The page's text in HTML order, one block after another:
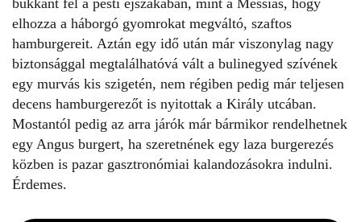
elhozza a háborgó gyomrokat megváltó, szaftos
hamburgereit. Aztán egy idő után már viszonylag nagy
biztonsággal megtalálhatóvá vált a bulinegyed szívének
egy murvás kis szigetén, nem régiben pedig már teljesen
decens hamburgerezőt is nyitottak a Király utcában.
Mostantól pedig az arra járók már bármikor rendelhetnek
egy Angus burgert, ha szeretnének egy laza burgerezés
közben is pazar gasztronómiai kalandozásokra indulni.
Érdemes.